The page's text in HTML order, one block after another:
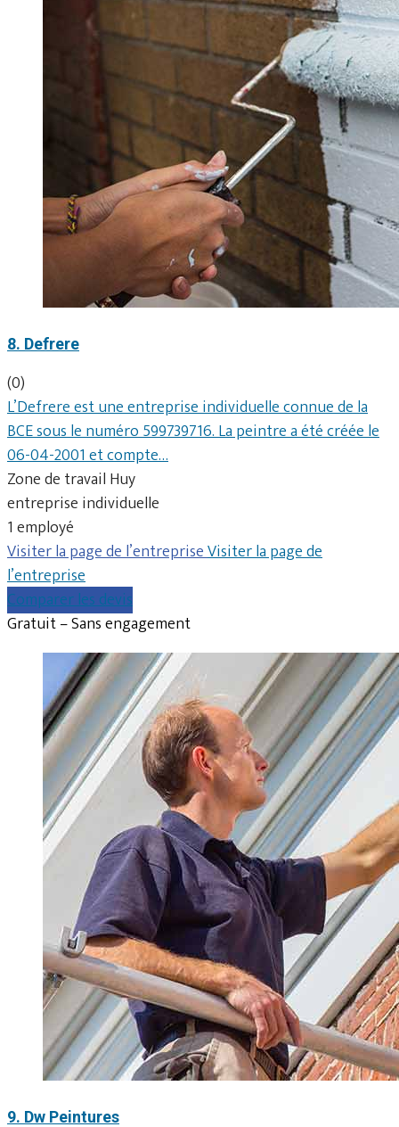
8. Defrere
(0)
L’Defrere est une entreprise individuelle connue de la
BCE sous le numéro 599739716. La peintre a été créée le
06-04-2001 et compte…
Zone de travail Huy
entreprise individuelle
1 employé
Visiter la page de l’entrepriseVisiter la page de
l’entreprise
Comparer les devis
Gratuit – Sans engagement
9. Dw Peintures